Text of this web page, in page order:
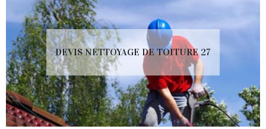
DEVIS NETTOYAGE DE TOITURE 27